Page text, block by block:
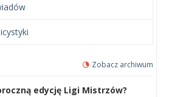
Zobacz archiwum
edycję Ligi Mistrzów?